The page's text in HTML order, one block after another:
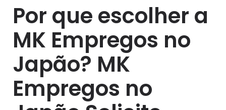
Por que escolher a
MK Empregos no
Japão? MK
Empregos no